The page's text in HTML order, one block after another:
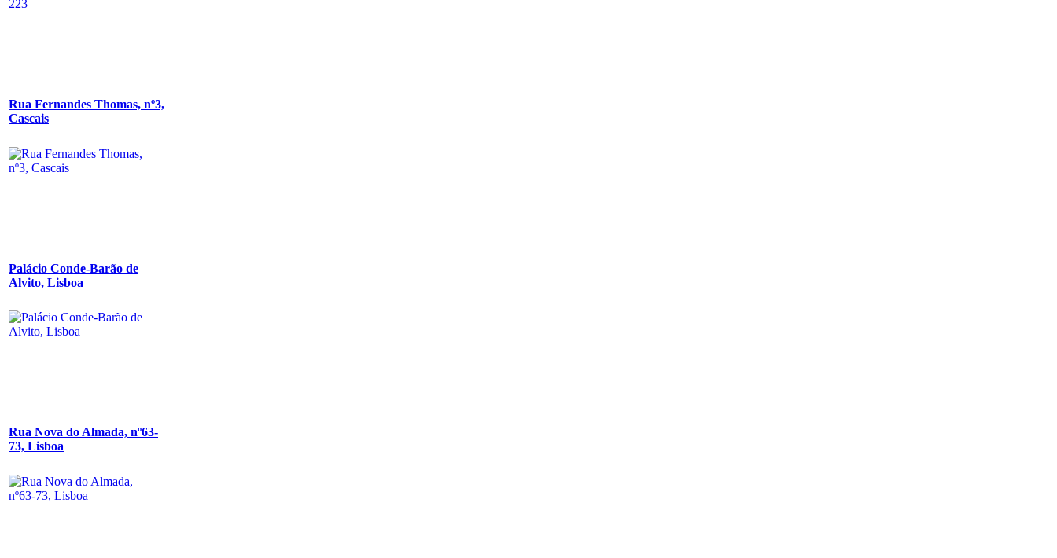
Rua Fernandes Thomas, nº3,
Cascais
Palácio Conde-Barão de
Alvito, Lisboa
Rua Nova do Almada, nº63-
73, Lisboa